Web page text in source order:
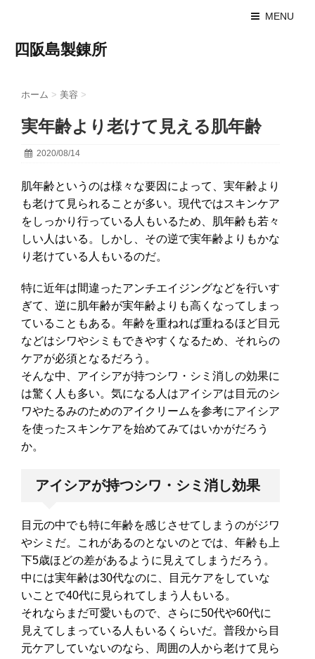
MENU
四阪島製錬所
ホーム > 美容 >
実年齢より老けて見える肌年齢
2020/08/14
肌年齢というのは様々な要因によって、実年齢より
も老けて見られることが多い。現代ではスキンケア
をしっかり行っている人もいるため、肌年齢も若々
しい人はいる。しかし、その逆で実年齢よりもかな
り老けている人もいるのだ。
特に近年は間違ったアンチエイジングなどを行いす
ぎて、逆に肌年齢が実年齢よりも高くなってしまっ
ていることもある。年齢を重ねれば重ねるほど目元
などはシワやシミもできやすくなるため、それらの
ケアが必須となるだろう。
そんな中、アイシアが持つシワ・シミ消しの効果に
は驚く人も多い。気になる人はアイシアは目元のシ
ワやたるみのためのアイクリームを参考にアイシア
を使ったスキンケアを始めてみてはいかがだろう
か。
アイシアが持つシワ・シミ消し効果
目元の中でも特に年齢を感じさせてしまうのがジワ
やシミだ。これがあるのとないのとでは、年齢も上
下5歳ほどの差があるように見えてしまうだろう。
中には実年齢は30代なのに、目元ケアをしていな
いことで40代に見られてしまう人もいる。
それならまだ可愛いもので、さらに50代や60代に
見えてしまっている人もいるくらいだ。普段から目
元ケアしていないのなら、周囲の人から老けて見ら